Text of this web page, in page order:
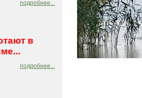
подробнее...
в
подробнее...